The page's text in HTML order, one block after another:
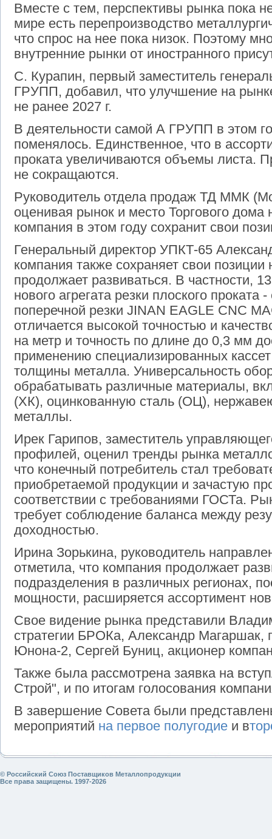
Вместе с тем, перспективы рынка пока
мире есть перепроизводство
что спрос на нее пока низок. Поэтому
внутренние рынки от иностранного
С. Курапин, первый заместитель
ГРУПП, добавил, что улучшение на
не ранее 2027 г.
В деятельности самой А ГРУПП в этом
поменялось. Единственное, что в
проката увеличиваются объемы листа.
не сокращаются.
Руководитель отдела продаж ТД ММК
оценивая рынок и место Торгового дома
компания в этом году сохранит свои
Генеральный директор УПКТ-65
компания также сохраняет свои позиции
продолжает развиваться. В частности,
нового агрегата резки плоского проката
поперечной резки JINAN EAGLE CNC
отличается высокой точностью и
на метр и точность по длине до 0,3 мм
применению специализированных
толщины металла. Универсальность
обрабатывать различные материалы,
(ХК), оцинкованную сталь (ОЦ),
металлы.
Ирек Гарипов, заместитель
профилей, оценил тренды рынка
что конечный потребитель стал
приобретаемой продукции и зачастую
соответствии с требованиями ГОСТа.
требует соблюдение баланса между
доходностью.
Ирина Зорькина, руководитель
отметила, что компания продолжает
подразделения в различных регионах,
мощности, расширяется ассортимент
Свое видение рынка представили
стратегии БРОКа, Александр Магаршак,
Юнона-2, Сергей Буниц, акционер
Также была рассмотрена заявка на
Строй", и по итогам голосования
В завершение Совета были
мероприятий на первое полугодие и в
© Российский Союз Поставщиков Металлопродукции
Все права защищены. 1997-2026